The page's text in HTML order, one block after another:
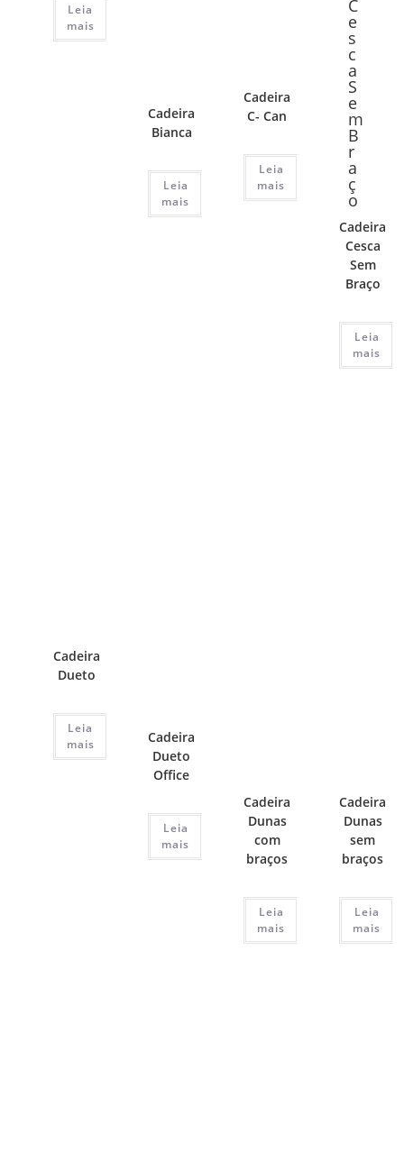
Leia
mais
Cadeira
Bianca
Leia
mais
Cadeira
C- Can
Leia
mais
Cadeira
Cesca
Sem
Braço
Leia
mais
Cadeira
Dueto
Leia
mais
Cadeira
Dueto
Office
Leia
mais
Cadeira
Dunas
com
braços
Leia
mais
Cadeira
Dunas
sem
braços
Leia
mais